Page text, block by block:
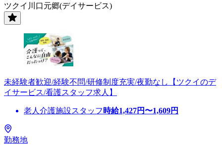
ツクイ川口元郷(デイサービス)
未経験者歓迎/経験不問/研修制度充実/夜勤なし【ツクイのデ
イサービス/看護スタッフ求人】
老人介護施設スタッフ 時給1,427円〜1,609円
勤務地